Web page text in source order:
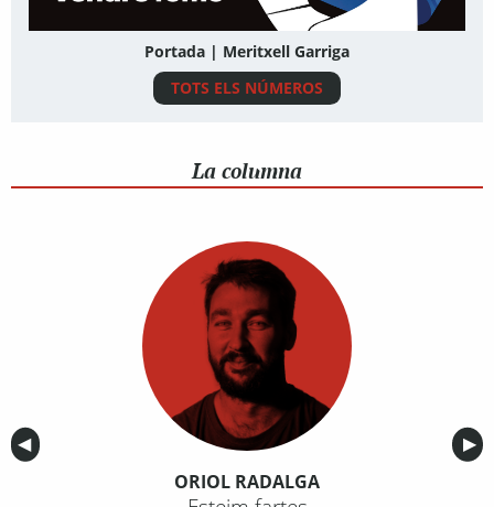
Portada | Meritxell Garriga
TOTS ELS NÚMEROS
La columna
Anterior
◀︎ ▶︎
ORIOL RADALGA